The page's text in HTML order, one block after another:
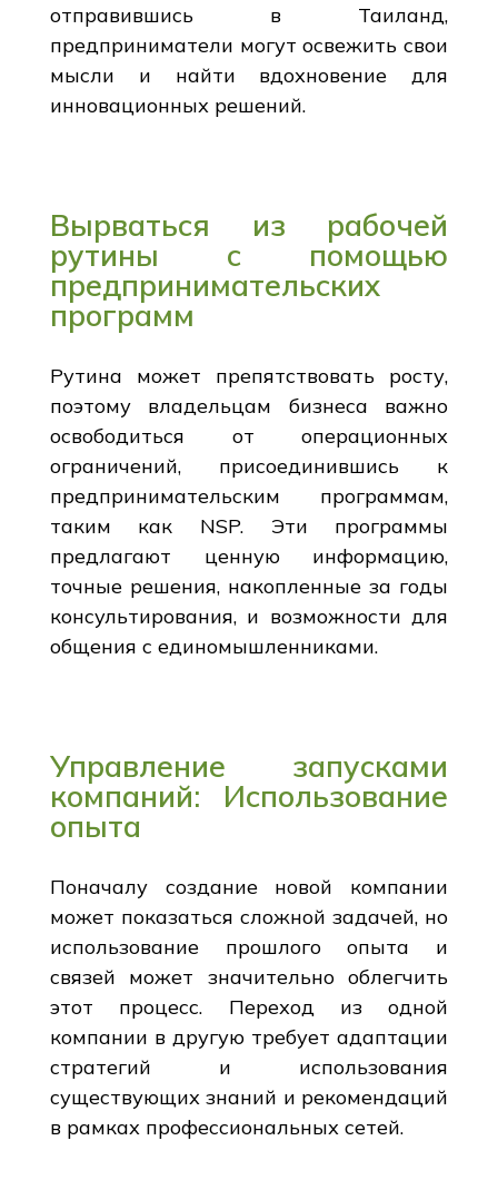
отправившись в Таиланд,
предприниматели могут освежить свои
мысли и найти вдохновение для
инновационных решений.
Вырваться из рабочей
рутины с помощью
предпринимательских
программ
Рутина может препятствовать росту,
поэтому владельцам бизнеса важно
освободиться от операционных
ограничений, присоединившись к
предпринимательским программам,
таким как NSP. Эти программы
предлагают ценную информацию,
точные решения, накопленные за годы
консультирования, и возможности для
общения с единомышленниками.
Управление запусками
компаний: Использование
опыта
Поначалу создание новой компании
может показаться сложной задачей, но
использование прошлого опыта и
связей может значительно облегчить
этот процесс. Переход из одной
компании в другую требует адаптации
стратегий и использования
существующих знаний и рекомендаций
в рамках профессиональных сетей.